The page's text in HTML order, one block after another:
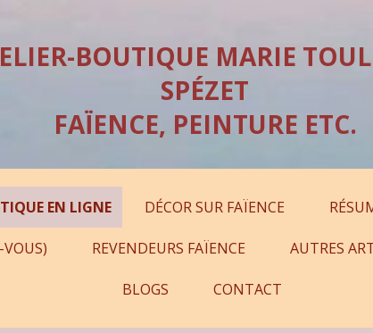
BOUTIQUE MARIE
SPÉZET
FAÏENCE, PEINTURE ETC.
EN LIGNE DÉCOR SUR FAÏENCE
REVENDEURS FAÏENCE AUTRES
BLOGS CONTACT